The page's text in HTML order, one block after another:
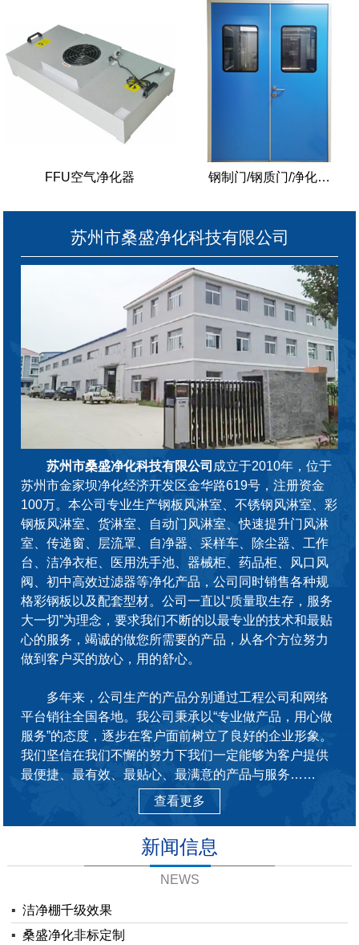
FFU空气净化器 钢制门/钢质门/净化…
苏州市桑盛净化科技有限公司
苏州市桑盛净化科技有限公司 成立于2010年，位于
苏州市金家坝净化经济开发区金华路619号，注册资金
100万。本公司专业生产钢板风淋室、不锈钢风淋室、彩
钢板风淋室、货淋室、自动门风淋室、快速提升门风淋
室、传递窗、层流罩、自净器、采样车、除尘器、工作
台、洁净衣柜、医用洗手池、器械柜、药品柜、风口风
阀、初中高效过滤器等净化产品，公司同时销售各种规
格彩钢板以及配套型材。公司一直以“质量取生存，服务
大一切”为理念，要求我们不断的以最专业的技术和最贴
心的服务，竭诚的做您所需要的产品，从各个方位努力
做到客户买的放心，用的舒心。
多年来，公司生产的产品分别通过工程公司和网络
平台销往全国各地。我公司秉承以“专业做产品，用心做
服务”的态度，逐步在客户面前树立了良好的企业形象。
我们坚信在我们不懈的努力下我们一定能够为客户提供
最便捷、最有效、最贴心、最满意的产品与服务……
查看更多
新闻信息
NEWS
▪ 洁净棚千级效果
▪ 桑盛净化非标定制